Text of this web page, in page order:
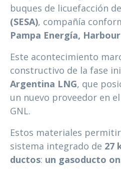
buques de licuefacción de
(SESA), compañía
Pampa Energía,
Este acontecimiento
constructivo de la fase
Argentina LNG, que
un nuevo proveedor en
GNL.
Estos materiales
sistema integrado de 27
ductos: un gasoducto